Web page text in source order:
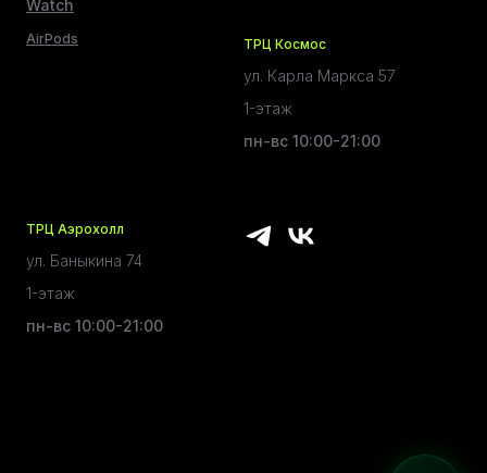
Watch
AirPods ТРЦ Космос
ул. Карла Маркса 57
1-этаж
пн-вс 10:00-21:00
ТРЦ Аэрохолл
ул. Баныкина 74
1-этаж
пн-вс 10:00-21:00